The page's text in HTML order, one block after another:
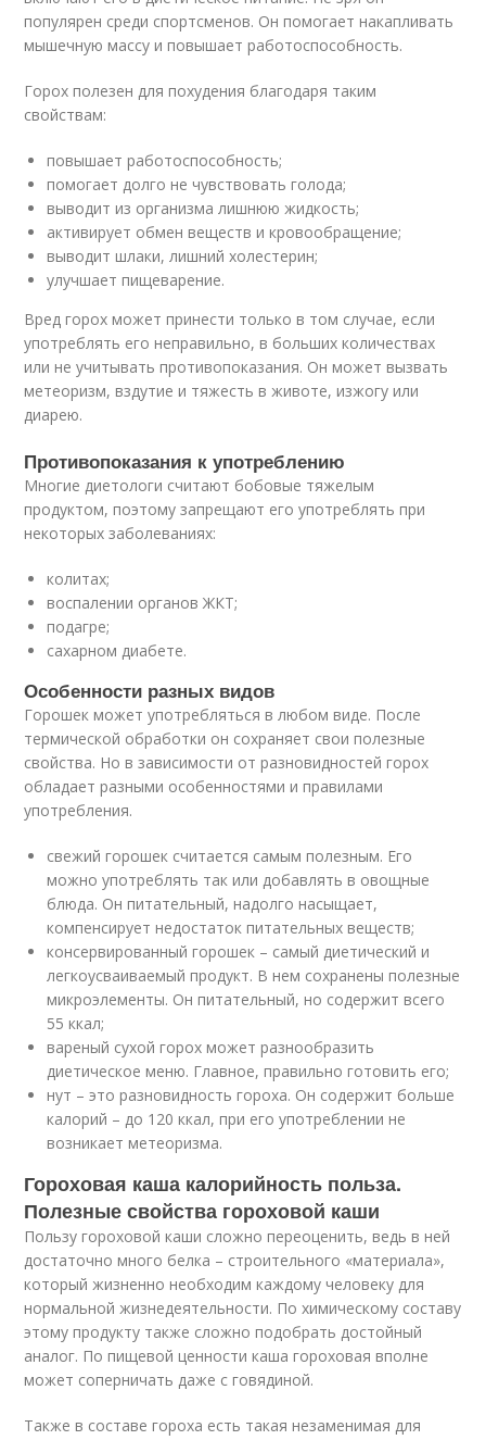
популярен среди спортсменов. Он помогает накапливать
мышечную массу и повышает работоспособность.
Горох полезен для похудения благодаря таким
свойствам:
повышает работоспособность;
помогает долго не чувствовать голода;
выводит из организма лишнюю жидкость;
активирует обмен веществ и кровообращение;
выводит шлаки, лишний холестерин;
улучшает пищеварение.
Вред горох может принести только в том случае, если
употреблять его неправильно, в больших количествах
или не учитывать противопоказания. Он может вызвать
метеоризм, вздутие и тяжесть в животе, изжогу или
диарею.
Противопоказания к употреблению
Многие диетологи считают бобовые тяжелым
продуктом, поэтому запрещают его употреблять при
некоторых заболеваниях:
колитах;
воспалении органов ЖКТ;
подагре;
сахарном диабете.
Особенности разных видов
Горошек может употребляться в любом виде. После
термической обработки он сохраняет свои полезные
свойства. Но в зависимости от разновидностей горох
обладает разными особенностями и правилами
употребления.
свежий горошек считается самым полезным. Его
можно употреблять так или добавлять в овощные
блюда. Он питательный, надолго насыщает,
компенсирует недостаток питательных веществ;
консервированный горошек – самый диетический и
легкоусваиваемый продукт. В нем сохранены полезные
микроэлементы. Он питательный, но содержит всего
55 ккал;
вареный сухой горох может разнообразить
диетическое меню. Главное, правильно готовить его;
нут – это разновидность гороха. Он содержит больше
калорий – до 120 ккал, при его употреблении не
возникает метеоризма.
Гороховая каша калорийность польза.
Полезные свойства гороховой каши
Пользу гороховой каши сложно переоценить, ведь в ней
достаточно много белка – строительного «материала»,
который жизненно необходим каждому человеку для
нормальной жизнедеятельности. По химическому составу
этому продукту также сложно подобрать достойный
аналог. По пищевой ценности каша гороховая вполне
может соперничать даже с говядиной.
Также в составе гороха есть такая незаменимая для